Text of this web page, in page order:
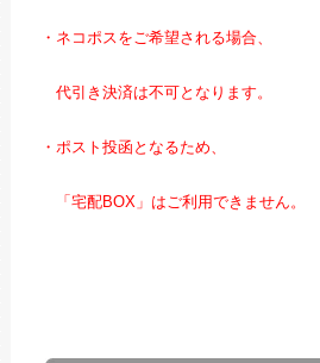
・ネコポスをご希望される場合、
代引き決済は不可となります。
・ポスト投函となるため、
「宅配BOX」はご利用できません。